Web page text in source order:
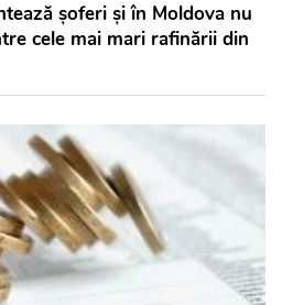
șoferi și în Moldova nu
cele mai mari rafinării din